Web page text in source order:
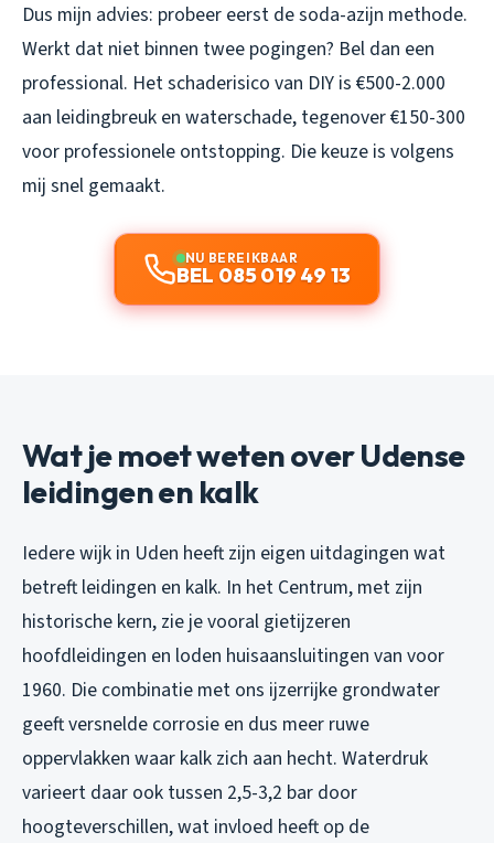
Dus mijn advies: probeer eerst de soda-azijn methode.
Werkt dat niet binnen twee pogingen? Bel dan een
professional. Het schaderisico van DIY is €500-2.000
aan leidingbreuk en waterschade, tegenover €150-300
voor professionele ontstopping. Die keuze is volgens
mij snel gemaakt.
NU BEREIKBAAR
BEL 085 019 49 13
Wat je moet weten over Udense
leidingen en kalk
Iedere wijk in Uden heeft zijn eigen uitdagingen wat
betreft leidingen en kalk. In het Centrum, met zijn
historische kern, zie je vooral gietijzeren
hoofdleidingen en loden huisaansluitingen van voor
1960. Die combinatie met ons ijzerrijke grondwater
geeft versnelde corrosie en dus meer ruwe
oppervlakken waar kalk zich aan hecht. Waterdruk
varieert daar ook tussen 2,5-3,2 bar door
hoogteverschillen, wat invloed heeft op de